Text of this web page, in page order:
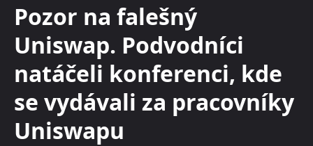
Pozor na falešný
Uniswap. Podvodníci
natáčeli konferenci, kde
se vydávali za pracovníky
Uniswapu